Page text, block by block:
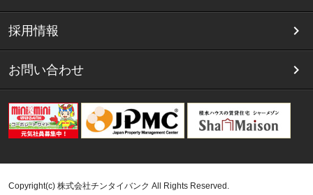
採用情報
お問い合わせ
Copyright(c) 株式会社チンタイバンク All Rights Reserved.